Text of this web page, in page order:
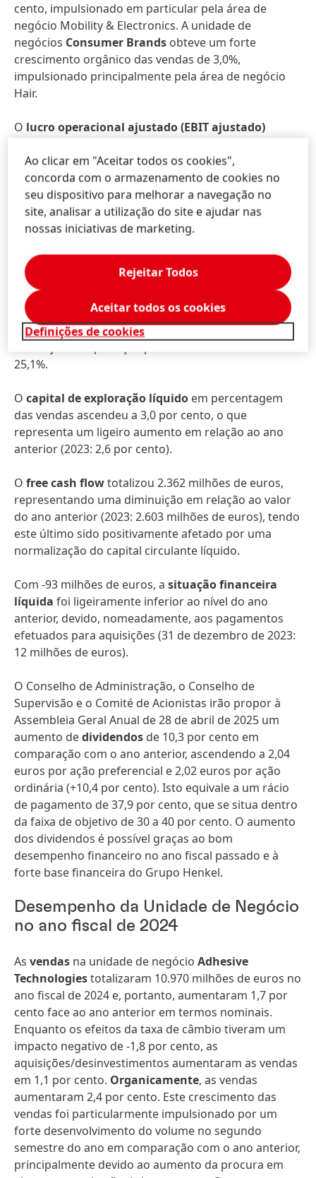
cento, impulsionado em particular pela área de
negócio Mobility & Electronics. A unidade de
negócios Consumer Brands obteve um forte
crescimento orgânico das vendas de 3,0%,
impulsionado principalmente pela área de negócio
Hair.
O lucro operacional ajustado(EBIT ajustado)
3.089 milhões de euros (ano anterior: 2.556 milhões
de euros).
Oretorno ajustado das vendas(margem EBIT
ajustada)no exercício de 2024 também foi
com 14,3 por cento (2023: 11,9 por cento).
lucro ajustado por ação preferencial
aumentou
significativamente em 23,2% para 5,36 euros (ano
anterior: 4,35 euros). A taxas de câmbio constantes, o
25,1%.
O capital de exploração líquido em percentagem
das vendas ascendeu a 3,0 por cento, o que
representa um ligeiro aumento em relação ao ano
anterior (2023: 2,6 por cento).
O free cash flowtotalizou 2.362 milhões de euros,
representando uma diminuição em relação ao valor
do ano anterior (2023: 2.603 milhões de euros), tendo
este último sido positivamente afetado por uma
normalização do capital circulante líquido.
Com -93 milhões de euros, a situação financeira
líquida foi ligeiramente inferior ao nível do ano
anterior, devido, nomeadamente, aos pagamentos
efetuados para aquisições (31 de dezembro de 2023:
12 milhões de euros).
O Conselho de Administração, o Conselho de
Supervisão e o Comité de Acionistas irão propor à
Assembleia Geral Anual de 28 de abril de 2025 um
aumento dedividendos de 10,3 por cento em
comparação com o ano anterior, ascendendo a 2,04
euros por ação preferencial e 2,02 euros por ação
ordinária (+10,4 por cento). Isto equivale a um rácio
de pagamento de 37,9 por cento, que se situa dentro
da faixa de objetivo de 30 a 40 por cento. O aumento
dos dividendos é possível graças ao bom
desempenho financeiro no ano fiscal passado e à
forte base financeira do Grupo Henkel.
Desempenho da Unidade de Negócio
no ano fiscal de 2024
As vendas na unidade de negócio Adhesive
Technologiestotalizaram 10.970 milhões de euros no
ano fiscal de 2024 e, portanto, aumentaram 1,7 por
cento face ao ano anterior em termos nominais.
Enquanto os efeitos da taxa de câmbio tiveram um
impacto negativo de -1,8 por cento, as
aquisições/desinvestimentos aumentaram as vendas
em 1,1 por cento. Organicamente, as vendas
aumentaram 2,4 por cento. Este crescimento das
vendas foi particularmente impulsionado por um
forte desenvolvimento do volume no segundo
semestre do ano em comparação com o ano anterior,
principalmente devido ao aumento da procura em
Ao clicar em "Aceitar todos os cookies",
concorda com o armazenamento de cookies no
seu dispositivo para melhorar a navegação no
site, analisar a utilização do site e ajudar nas
nossas iniciativas de marketing.
Definições de cookies
Rejeitar Todos
Aceitar todos os cookies